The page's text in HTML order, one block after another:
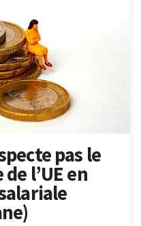
pas le
l’UE en